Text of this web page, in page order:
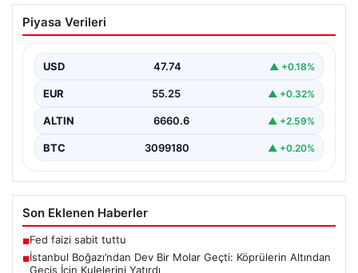
İstanbul Boğazı’ndan Dev Bir Molar
Geçti: Köprülerin Altından Geçiş İçin
İstanbul Boğazı, dün büyük bir denizcilik etkinliğine
Piyasa Verileri
USD 47.74 ▲ +0.18%
EUR 55.25 ▲ +0.32%
ALTIN 6660.6 ▲ +2.59%
BTC 3099180 ▲ +0.20%
Son Eklenen Haberler
■Fed faizi sabit tuttu
■İstanbul Boğazı’ndan Dev Bir Molar Geçti: Köprülerin Altından
Geçiş İçin Kulelerini Yatırdı